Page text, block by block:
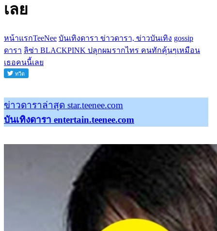
เลย
หน้าแรกTeeNee บันเทิงดารา ข่าวดารา, ข่าวบันเทิง gossip
ดารา ลิซ่า BLACKPINK ปลุกผมรากไทร คนทักคุ้นๆเหมือน
เธอคนนี้เลย
ข่าวดาราล่าสุด star.teenee.com
บันเทิงดารา entertain.teenee.com